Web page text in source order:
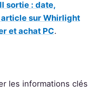
sortie : date,
article sur Whirlight
et achat PC.
les informations clés